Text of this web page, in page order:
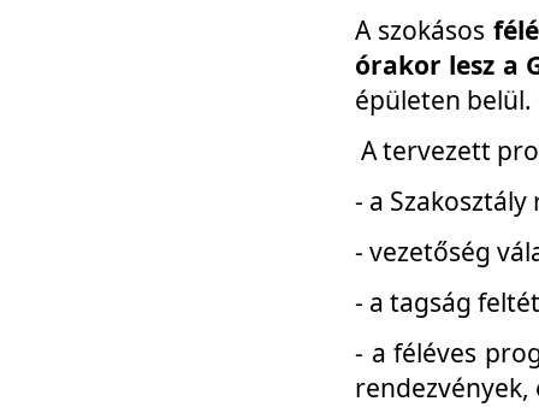
A szokásos
órakor lesz a
épületen belül.
A tervezett
- a
- vezetőség
- a tagság
- a féléves